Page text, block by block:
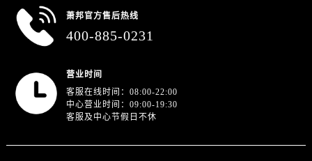
萧邦官方售后热线
400-885-0231
营业时间
客服在线时间：08:00-22:00
中心营业时间：09:00-19:30
客服及中心节假日不休